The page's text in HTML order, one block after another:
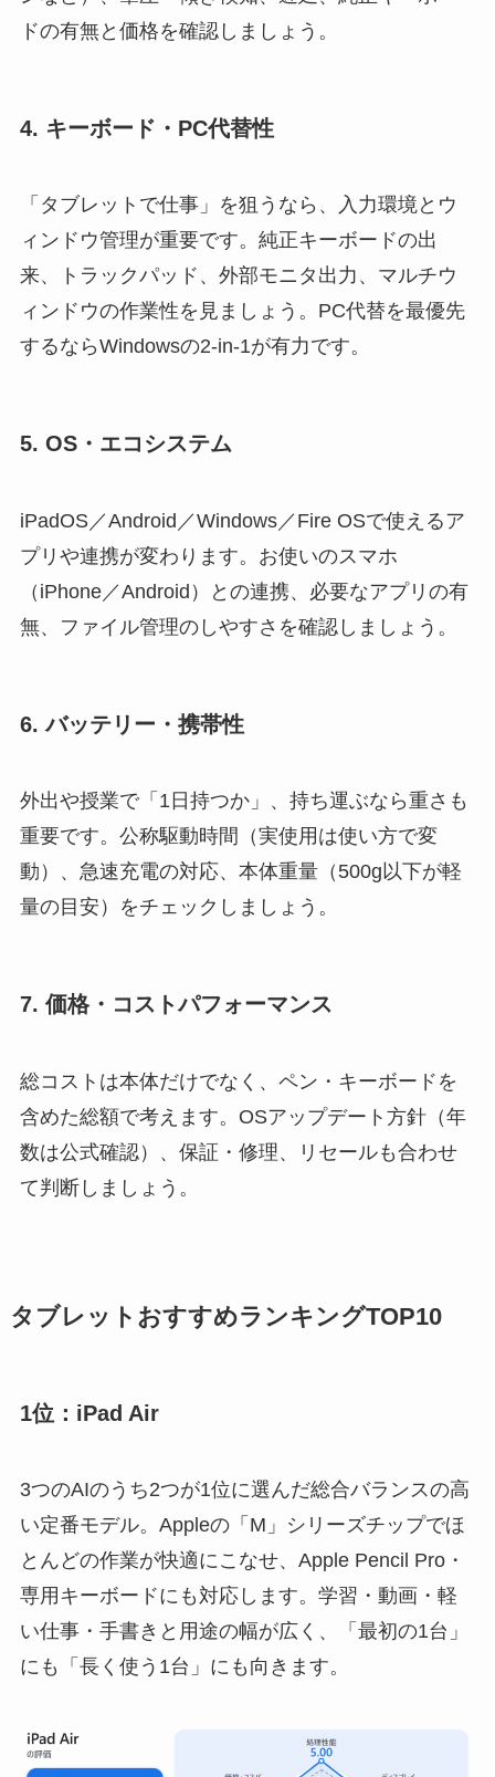
ドの有無と価格を確認しましょう。
4. キーボード・PC代替性
「タブレットで仕事」を狙うなら、入力環境とウ
ィンドウ管理が重要です。純正キーボードの出
来、トラックパッド、外部モニタ出力、マルチウ
ィンドウの作業性を見ましょう。PC代替を最優先
するならWindowsの2-in-1が有力です。
5. OS・エコシステム
iPadOS／Android／Windows／Fire OSで使えるア
プリや連携が変わります。お使いのスマホ
（iPhone／Android）との連携、必要なアプリの有
無、ファイル管理のしやすさを確認しましょう。
6. バッテリー・携帯性
外出や授業で「1日持つか」、持ち運ぶなら重さも
重要です。公称駆動時間（実使用は使い方で変
動）、急速充電の対応、本体重量（500g以下が軽
量の目安）をチェックしましょう。
7. 価格・コストパフォーマンス
総コストは本体だけでなく、ペン・キーボードを
含めた総額で考えます。OSアップデート方針（年
数は公式確認）、保証・修理、リセールも合わせ
て判断しましょう。
タブレットおすすめランキングTOP10
1位：iPad Air
3つのAIのうち2つが1位に選んだ総合バランスの高
い定番モデル。Appleの「M」シリーズチップでほ
とんどの作業が快適にこなせ、Apple Pencil Pro・
専用キーボードにも対応します。学習・動画・軽
い仕事・手書きと用途の幅が広く、「最初の1台」
にも「長く使う1台」にも向きます。